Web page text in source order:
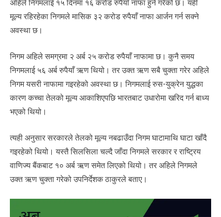
अहिले निगमलाई १५ दिनमा १६ करोड रुपैयाँ नाफा हुने गरेको छ। यही
मूल्य रहिरहेका निगमले मासिक ३२ करोड रुपैयाँ नाफा आर्जन गर्न सक्ने
अवस्था छ।
निगम अहिले समग्रमा २ अर्ब २५ करोड रुपैयाँ नाफामा छ। कुनै समय
निगमलाई ५६ अर्ब रुपैयाँ ऋण थियो। तर उक्त ऋण सबै चुक्ता गरेर अहिले
निगम यसरी नाफामा गइरहेको अवस्था छ। निगमलाई रुस-युक्रेन युद्धका
कारण कच्चा तेलको मूल्य आकाशिएपछि भारतबाट उधारोमा खरिद गर्न बाध्य
भएको थियो।
त्यही अनुसार सरकारले तेलको मूल्य नबढाउँदा निगम घाटामाथि घाटा खाँदै
गइरहेको थियो। यस्तै सिलसिला चल्दै जाँदा निगमले सरकार र राष्ट्रिय
वाणिज्य बैंकबाट १० अर्ब ऋण समेत लिएको थियो। तर अहिले निगमले
उक्त ऋण चुक्ता गरेको उपनिर्देशक ठाकुरले बताए।